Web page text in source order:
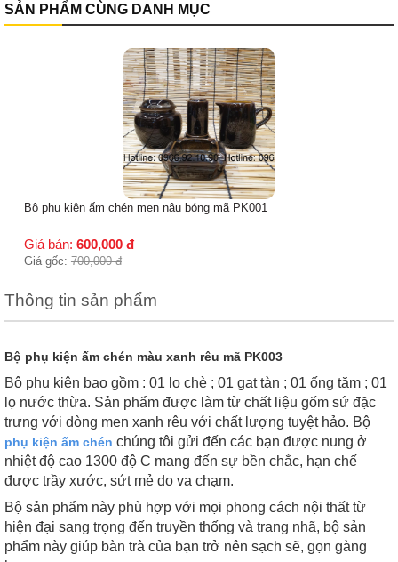
SẢN PHẨM CÙNG DANH MỤC
Bộ phụ kiện ấm chén men nâu bóng mã PK001
Giá bán: 600,000 đ
Giá gốc: 700,000 đ
Thông tin sản phẩm
Bộ phụ kiện ấm chén màu xanh rêu mã PK003
Bộ phụ kiện bao gồm : 01 lọ chè ; 01 gạt tàn ; 01 ống tăm ; 01
lọ nước thừa. Sản phẩm được làm từ chất liệu gốm sứ đặc
trưng với dòng men xanh rêu với chất lượng tuyệt hảo. Bộ
phụ kiện ấm chén chúng tôi gửi đến các bạn được nung ở
nhiệt độ cao 1300 độ C mang đến sự bền chắc, hạn chế
được trầy xước, sứt mẻ do va chạm.
Bộ sản phẩm này phù hợp với mọi phong cách nội thất từ
hiện đại sang trọng đến truyền thống và trang nhã, bộ sản
phẩm này giúp bàn trà của bạn trở nên sạch sẽ, gọn gàng